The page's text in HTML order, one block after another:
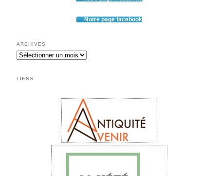
Notre page facebook
ARCHIVES
Archives
LIENS